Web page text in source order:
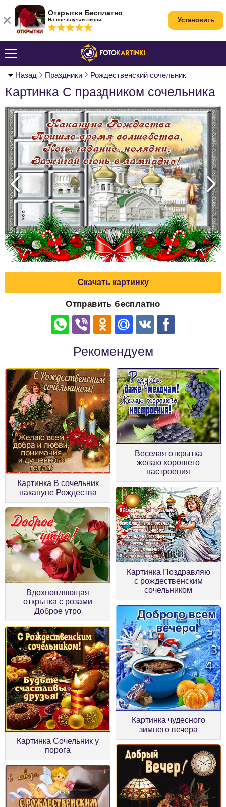
Назад Праздники Рождественский сочельник
Картинка С праздником сочельника
Скачать картинку
Отправить бесплатно
Рекомендуем
Картинка В сочельник
накануне Рождества
Веселая открытка
желаю хорошего
настроения
Вдохновляющая
открытка с розами
Доброе утро
Картинка Поздравляю
с рождественским
сочельником
Картинка Сочельник у
порога
Картинка чудесного
зимнего вечера
Открытки Бесплатно
На все случаи жизни Установить